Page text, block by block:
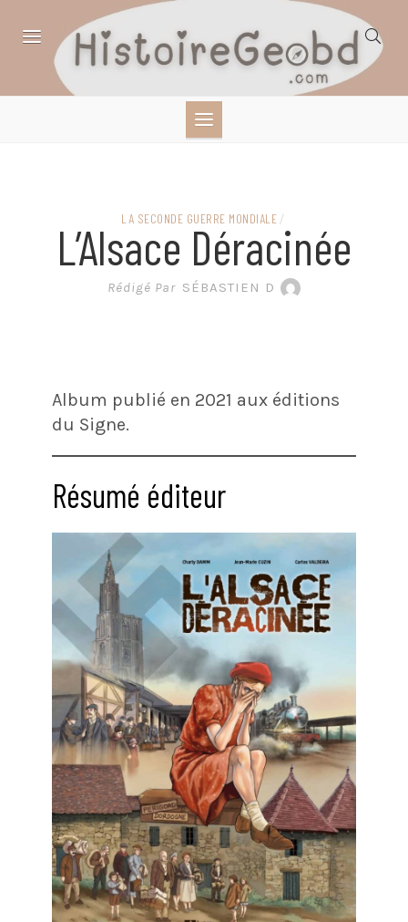
SCIENCES,
LITTÉRATURE EN
BANDE DESSINÉE
LA SECONDE GUERRE MONDIALE /
L’Alsace Déracinée
Rédigé Par SÉBASTIEN D
Album publié en 2021 aux éditions
du Signe.
Résumé éditeur